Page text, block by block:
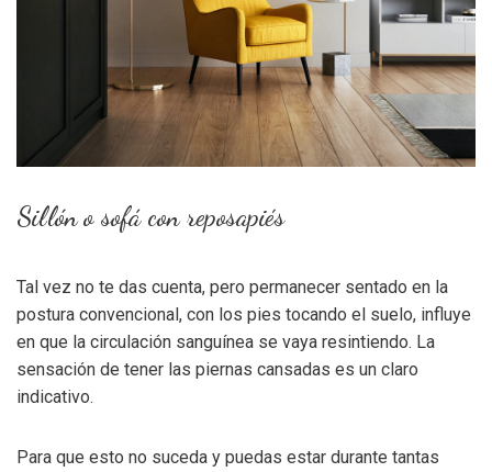
Sillón o sofá con reposapiés
Tal vez no te das cuenta, pero permanecer sentado en la
postura convencional, con los pies tocando el suelo, influye
en que la circulación sanguínea se vaya resintiendo. La
sensación de tener las piernas cansadas es un claro
indicativo.
Para que esto no suceda y puedas estar durante tantas